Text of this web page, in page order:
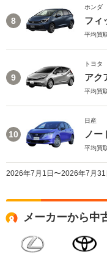
8
ホンダ
フィ
平均買
9
トヨタ
アク
平均買
10
日産
ノー
平均買
2026年7月1日〜2026年7月31
メーカーから中